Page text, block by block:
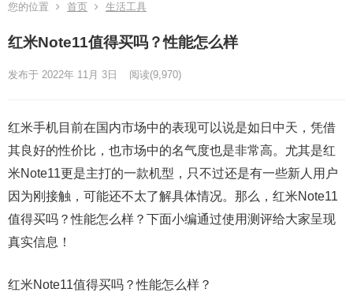
您的位置 首页 生活工具
红米Note11值得买吗？性能怎么样
发布于 2022年 11月 3日 阅读(9,970)
红米手机目前在国内市场中的表现可以说是如日中天，凭借
其良好的性价比，也市场中的名气度也是非常高。尤其是红
米Note11更是主打的一款机型，只不过还是有一些新人用户
因为刚接触，可能还不太了解具体情况。那么，红米Note11
值得买吗？性能怎么样？下面小编通过使用测评给大家呈现
真实信息！
红米Note11值得买吗？性能怎么样？